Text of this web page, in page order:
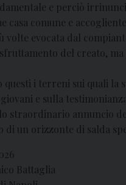
e perciò
casa comune e
volte evocata dal
del creato,
i terreni sui quali la
e sulla
straordinario annuncio
di un orizzonte di salda
Battaglia